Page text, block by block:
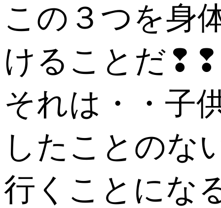
この３つを身
けることだ❢❢
それは・・子
したことのな
行くことにな